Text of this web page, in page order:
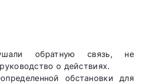
обратную связь, не
о действиях.
обстановки для